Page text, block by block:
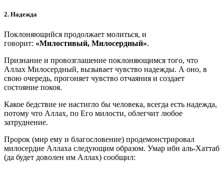
2. Надежда
Поклоняющийся продолжает молиться, и
говорит: «Милостивый, Милосердный».
Признание и провозглашение поклоняющимся того, что
Аллах Милосердный, вызывает чувство надежды. А оно, в
свою очередь, прогоняет чувство отчаяния и создает
состояние покоя.
Какое бедствие не настигло бы человека, всегда есть надежда,
потому что Аллах, по Его милости, облегчит любое
затруднение.
Пророк (мир ему и благословение) продемонстрировал
милосердие Аллаха следующим образом. Умар ибн аль-Хаттаб
(да будет доволен им Аллах) сообщил: